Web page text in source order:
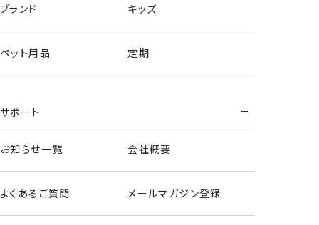
ブランド キッズ
ペット用品 定期
サポート
お知らせ一覧 会社概要
よくあるご質問 メールマガジン登録